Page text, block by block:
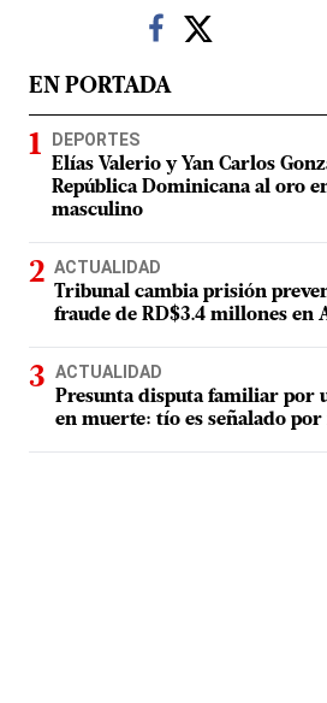
EN PORTADA
DEPORTES
Elías Valerio y Yan Carlos
República Dominicana al oro
masculino
ACTUALIDAD
Tribunal cambia prisión
fraude de RD$3.4 millones en
ACTUALIDAD
Presunta disputa familiar por
en muerte: tío es señalado